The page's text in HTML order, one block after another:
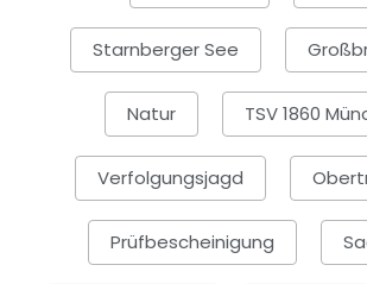
Starnberger See
Natur TSV 1860
Verfolgungsjagd
Prüfbescheinigung